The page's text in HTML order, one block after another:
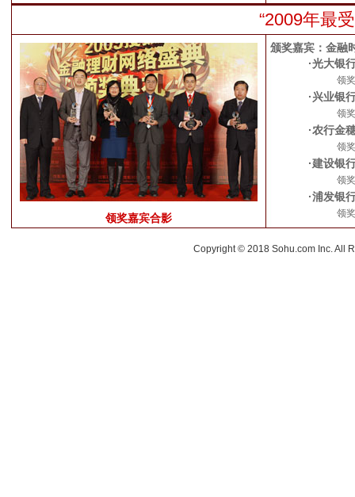
“2009年最
领奖嘉宾合影
颁奖嘉宾：金融
·光大银
领
·兴业银
领
·农行金
领
·建设银
领
·浦发银
领
Copyright © 2018 Sohu.com Inc. All